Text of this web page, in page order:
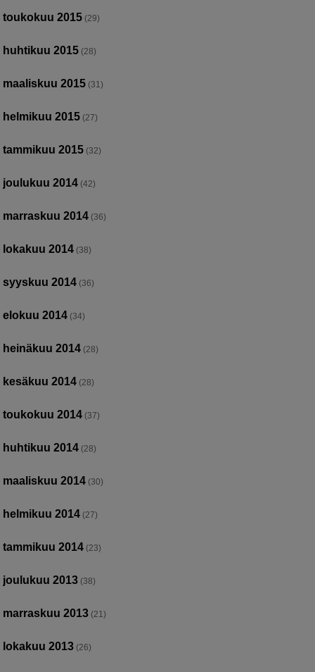
toukokuu 2015 (29)
huhtikuu 2015 (28)
maaliskuu 2015 (31)
helmikuu 2015 (27)
tammikuu 2015 (32)
joulukuu 2014 (42)
marraskuu 2014 (36)
lokakuu 2014 (38)
syyskuu 2014 (36)
elokuu 2014 (34)
heinäkuu 2014 (28)
kesäkuu 2014 (28)
toukokuu 2014 (37)
huhtikuu 2014 (28)
maaliskuu 2014 (30)
helmikuu 2014 (27)
tammikuu 2014 (23)
joulukuu 2013 (38)
marraskuu 2013 (21)
lokakuu 2013 (26)